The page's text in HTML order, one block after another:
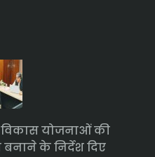
योजनाओं की
के निर्देश दिए